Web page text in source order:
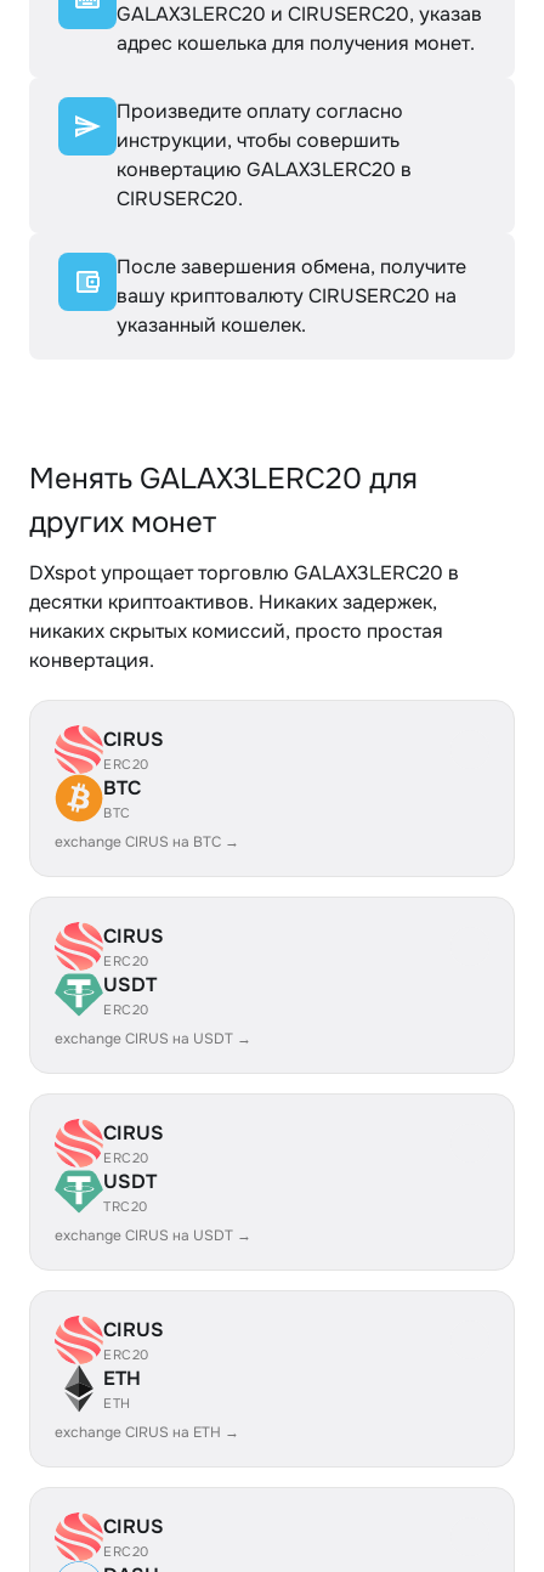
GALAX3LERC20 и CIRUSERC20, указав
адрес кошелька для получения монет.
Произведите оплату согласно
инструкции, чтобы совершить
конвертацию GALAX3LERC20 в
CIRUSERC20.
После завершения обмена, получите
вашу криптовалюту CIRUSERC20 на
указанный кошелек.
Менять GALAX3LERC20 для
других монет
DXspot упрощает торговлю GALAX3LERC20 в
десятки криптоактивов. Никаких задержек,
никаких скрытых комиссий, просто простая
конвертация.
CIRUS
ERC20
BTC
BTC
exchange CIRUS на BTC →
CIRUS
ERC20
USDT
ERC20
exchange CIRUS на USDT →
CIRUS
ERC20
USDT
TRC20
exchange CIRUS на USDT →
CIRUS
ERC20
ETH
ETH
exchange CIRUS на ETH →
CIRUS
ERC20